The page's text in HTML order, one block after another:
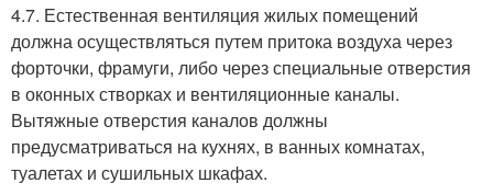
4.7. Естественная вентиляция жилых помещений
должна осуществляться путем притока воздуха через
форточки, фрамуги, либо через специальные отверстия
в оконных створках и вентиляционные каналы.
Вытяжные отверстия каналов должны
предусматриваться на кухнях, в ванных комнатах,
туалетах и сушильных шкафах.